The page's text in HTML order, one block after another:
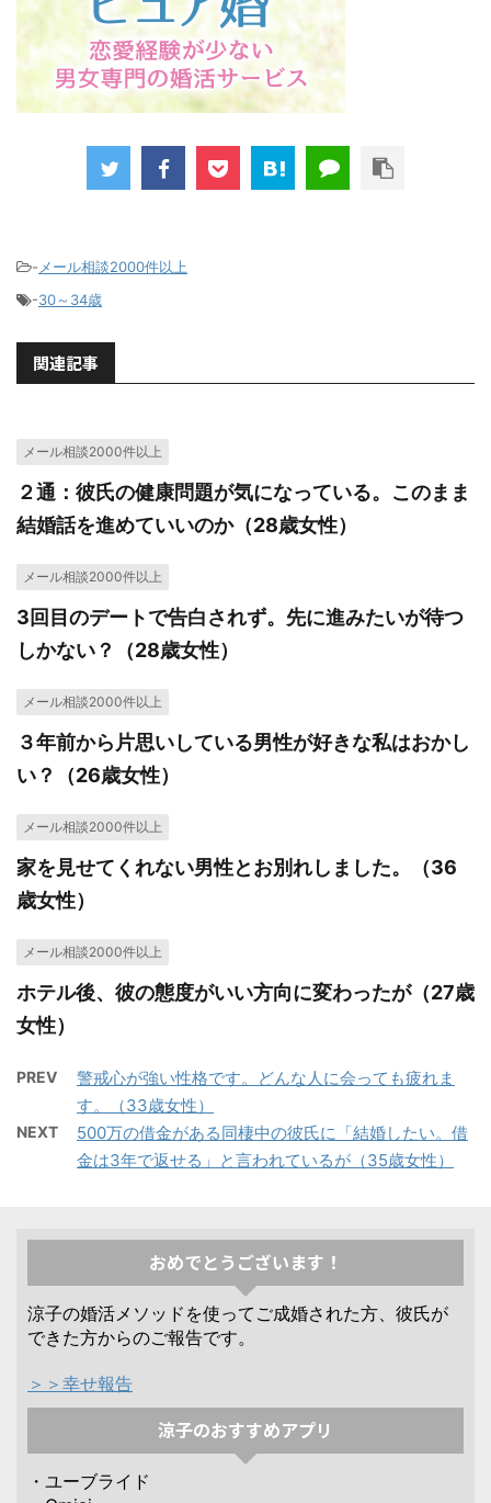
- メール相談2000件以上
-30～34歳
関連記事
メール相談2000件以上
２通：彼氏の健康問題が気になっている。このまま
結婚話を進めていいのか（28歳女性）
メール相談2000件以上
3回目のデートで告白されず。先に進みたいが待つ
しかない？（28歳女性）
メール相談2000件以上
３年前から片思いしている男性が好きな私はおかし
い？（26歳女性）
メール相談2000件以上
家を見せてくれない男性とお別れしました。（36
歳女性）
メール相談2000件以上
ホテル後、彼の態度がいい方向に変わったが（27歳
女性）
PREV
警戒心が強い性格です。どんな人に会っても疲れま
す。（33歳女性）
NEXT
500万の借金がある同棲中の彼氏に「結婚したい。借
金は3年で返せる」と言われているが（35歳女性）
おめでとうございます！
涼子の婚活メソッドを使ってご成婚された方、彼氏が
できた方からのご報告です。
＞＞幸せ報告
涼子のおすすめアプリ
・ユーブライド